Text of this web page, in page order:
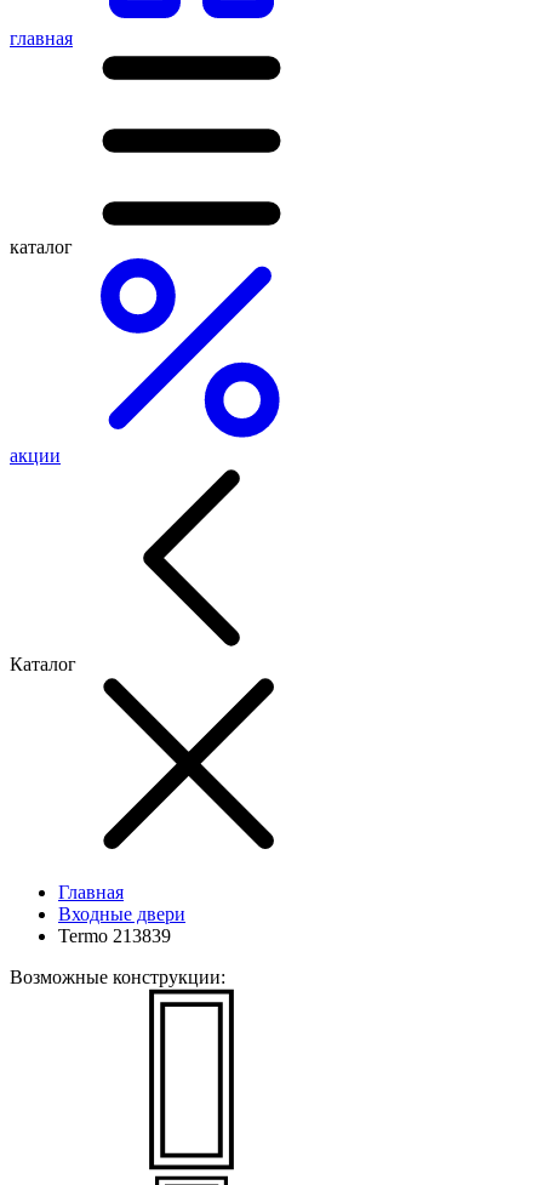
главная
каталог
акции
Каталог
Главная
Входные двери
Termo 213839
Возможные конструкции: